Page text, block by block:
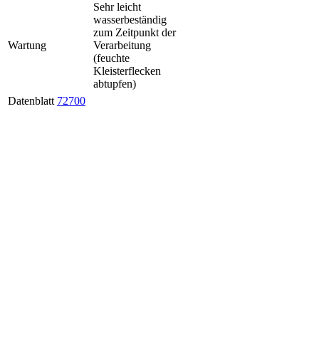
Wartung
Sehr leicht
wasserbeständig
zum Zeitpunkt der
Verarbeitung
(feuchte
Kleisterflecken
abtupfen)
Datenblatt 72700